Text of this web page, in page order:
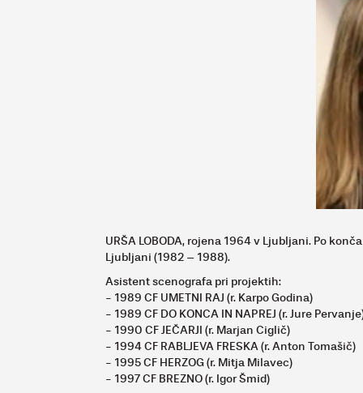
URŠA LOBODA, rojena 1964 v Ljubljani. Po
Ljubljani (1982 – 1988).
Asistent scenografa pri projektih:
- 1989 CF UMETNI RAJ (r. Karpo Godina)
- 1989 CF DO KONCA IN NAPREJ (r. Jure
- 1990 CF JEČARJI (r. Marjan Ciglič)
- 1994 CF RABLJEVA FRESKA (r. Anton Tomašič)
- 1995 CF HERZOG (r. Mitja Milavec)
- 1997 CF BREZNO (r. Igor Šmid)